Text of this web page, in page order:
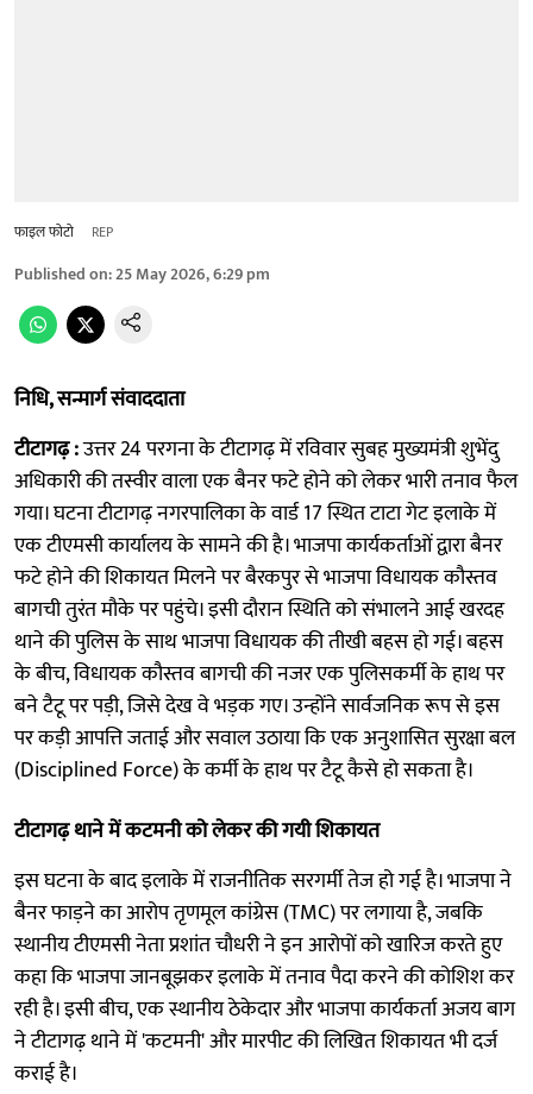
फाइल फोटो REP
Published on:25 May 2026, 6:29 pm
निधि, सन्मार्ग संवाददाता
टीटागढ़ :उत्तर 24 परगना के टीटागढ़ में रविवार सुबह मुख्यमंत्री शुभेंदु
अधिकारी की तस्वीर वाला एक बैनर फटे होने को लेकर भारी तनाव फैल
गया। घटना टीटागढ़ नगरपालिका के वार्ड 17 स्थित टाटा गेट इलाके में
एक टीएमसी कार्यालय के सामने की है। भाजपा कार्यकर्ताओं द्वारा बैनर
फटे होने की शिकायत मिलने पर बैरकपुर से भाजपा विधायक कौस्तव
बागची तुरंत मौके पर पहुंचे। इसी दौरान स्थिति को संभालने आई खरदह
थाने की पुलिस के साथ भाजपा विधायक की तीखी बहस हो गई। बहस
के बीच, विधायक कौस्तव बागची की नजर एक पुलिसकर्मी के हाथ पर
बने टैटू पर पड़ी, जिसे देख वे भड़क गए। उन्होंने सार्वजनिक रूप से इस
पर कड़ी आपत्ति जताई और सवाल उठाया कि एक अनुशासित सुरक्षा बल
(Disciplined Force) के कर्मी के हाथ पर टैटू कैसे हो सकता है।
टीटागढ़ थाने में कटमनी को लेकर की गयी शिकायत
इस घटना के बाद इलाके में राजनीतिक सरगर्मी तेज हो गई है। भाजपा ने
बैनर फाड़ने का आरोप तृणमूल कांग्रेस (TMC) पर लगाया है, जबकि
स्थानीय टीएमसी नेता प्रशांत चौधरी ने इन आरोपों को खारिज करते हुए
कहा कि भाजपा जानबूझकर इलाके में तनाव पैदा करने की कोशिश कर
रही है। इसी बीच, एक स्थानीय ठेकेदार और भाजपा कार्यकर्ता अजय बाग
ने टीटागढ़ थाने में 'कटमनी' और मारपीट की लिखित शिकायत भी दर्ज
कराई है।